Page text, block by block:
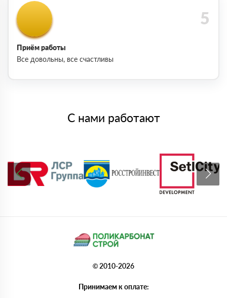
Приём работы
Все довольны, все счастливы
С нами работают
© 2010-2026
Принимаем к оплате: